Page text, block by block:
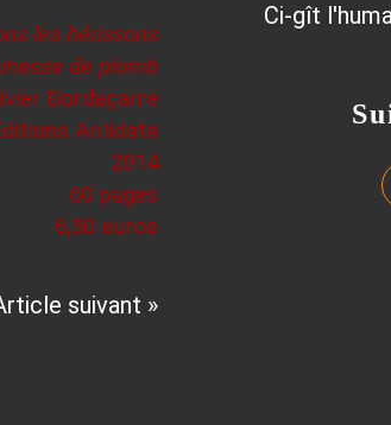
les hérissons
de plomb
Bordaçarre
Antidata
2014
60 pages
6,50 euros
suivant »
Ci-gît